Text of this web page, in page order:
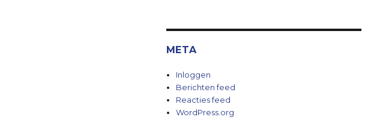
META
Inloggen
Berichten feed
Reacties feed
WordPress.org